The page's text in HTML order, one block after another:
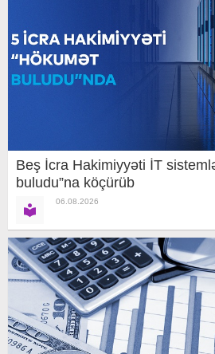
Beş İcra Hakimiyyəti İT
buludu”na köçürüb
06.08.2026